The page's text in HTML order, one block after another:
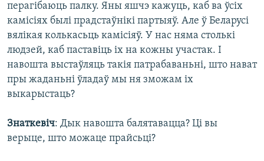
перагібаюць палку. Яны яшчэ кажуць, каб ва ўсіх
камісіях былі прадстаўнікі партыяў. Але ў Беларусі
вялікая колькасьць камісіяў. У нас няма столькі
людзей, каб паставіць іх на кожны участак. І
навошта выстаўляць такія патрабаваньні, што нават
пры жаданьні ўладаў мы ня зможам іх
выкарыстаць?
Знаткевіч: Дык навошта балятавацца? Ці вы
верыце, што можаце прайсьці?